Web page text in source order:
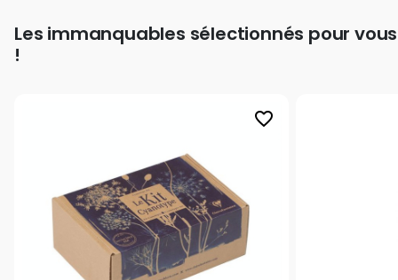
Les immanquables sélectionnés pour vous
!
favorite_border